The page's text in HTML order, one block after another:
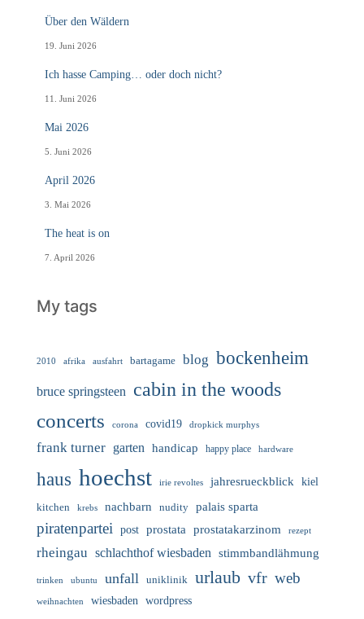
Über den Wäldern
19. Juni 2026
Ich hasse Camping… oder doch nicht?
11. Juni 2026
Mai 2026
5. Juni 2026
April 2026
3. Mai 2026
The heat is on
7. April 2026
My tags
2010 afrika ausfahrt bartagame blog bockenheim
bruce springsteen
cabin in the woods
concerts
corona covid19 dropkick murphys
frank turner garten handicap happy place hardware
haus hoechst irie revoltes jahresrueckblick kiel
kitchen krebs nachbarn nudity palais sparta
piratenpartei post prostata prostatakarzinom rezept
rheingau schlachthof wiesbaden stimmbandlähmung
trinken ubuntu unfall uniklinik urlaub vfr web
weihnachten wiesbaden wordpress